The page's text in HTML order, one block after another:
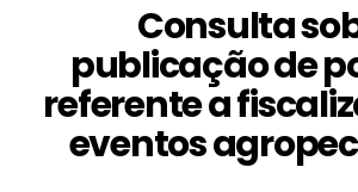
SINFA
ATUAÇÃO
Consulta
publicação de
referente a
eventos